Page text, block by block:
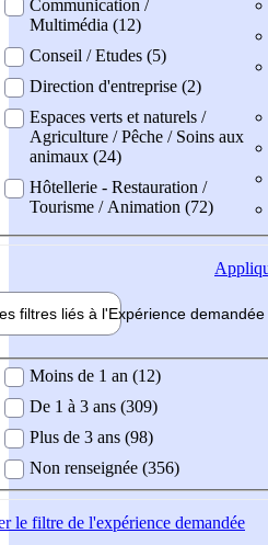
Communication /
Multimédia (12)
Conseil / Etudes (5)
Direction d'entreprise (2)
Espaces verts et naturels /
Agriculture / Pêche / Soins aux
animaux (24)
Hôtellerie - Restauration /
Tourisme / Animation (72)
filtres liés à l'Expérience demandée
demandée
Moins de 1 an (12)
De 1 à 3 ans (309)
Plus de 3 ans (98)
Non renseignée (356)
le filtre de l'expérience demandée